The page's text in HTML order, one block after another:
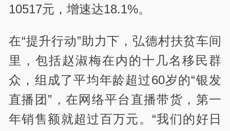
10517元，增速达18.1%。
在“提升行动”助力下，弘德村扶贫车间
里，包括赵淑梅在内的十几名移民群
众，组成了平均年龄超过60岁的“银发
直播团”，在网络平台直播带货，第一
年销售额就超过百万元。“我们的好日